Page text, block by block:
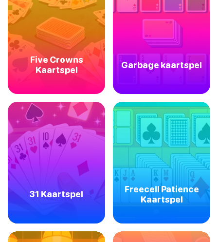
Five Crowns
Kaartspel
Garbage kaartspel
31 Kaartspel
Freecell Patience
Kaartspel